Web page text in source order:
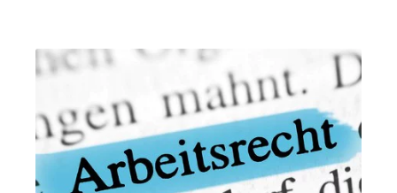
Sonderregeln für das Gastgewerbe?